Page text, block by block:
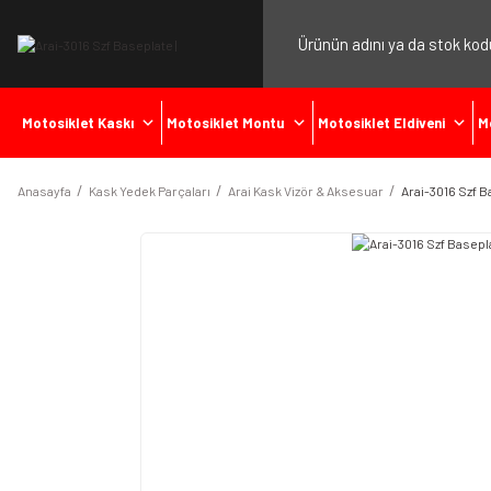
Motosiklet Kaskı Motosiklet Montu Motosiklet Eldiveni
Anasayfa Kask Yedek Parçaları Arai Kask Vizör & Aksesuar Arai-3016 Szf